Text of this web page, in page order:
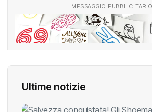
MESSAGGIO PUBBLICITARIO
Ultime notizie